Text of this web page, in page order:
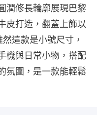
潤修長輪廓展現巴黎
皮打造，翻蓋上飾以
這款是小號尺寸，
機與日常小物，搭配
氛圍，是一款能輕鬆